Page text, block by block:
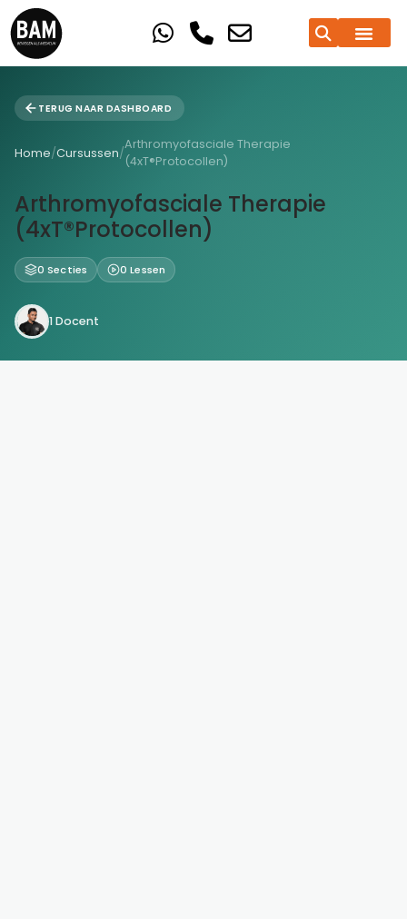
TERUG NAAR DASHBOARD
Home/Cursussen/
Arthromyofasciale Therapie
(4xT®Protocollen)
Arthromyofasciale Therapie
(4xT®Protocollen)
0 Secties 0 Lessen
1 Docent